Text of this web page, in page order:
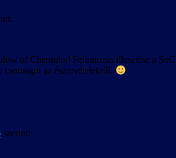
of Chernobyl Feliratozás illesztése a
az észrevételekről.
szerint: